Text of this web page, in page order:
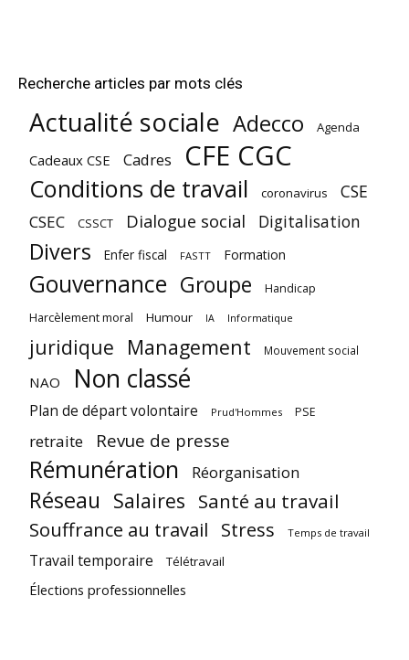
Recherche articles par mots clés
Actualité sociale Adecco Agenda
Cadeaux CSE Cadres CFE CGC
Conditions de travail coronavirus CSE
CSEC CSSCT Dialogue social Digitalisation
Divers Enfer fiscal FASTT Formation
Gouvernance Groupe Handicap
Harcèlement moral Humour IA Informatique
juridique Management Mouvement social
NAO Non classé
Plan de départ volontaire Prud'Hommes PSE
retraite Revue de presse
Rémunération Réorganisation
Réseau Salaires Santé au travail
Souffrance au travail Stress Temps de travail
Travail temporaire Télétravail
Élections professionnelles